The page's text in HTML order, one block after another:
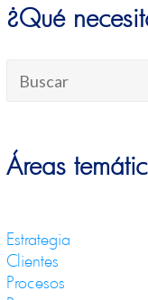
¿Qué
Áreas
Estrategia
Clientes
Procesos